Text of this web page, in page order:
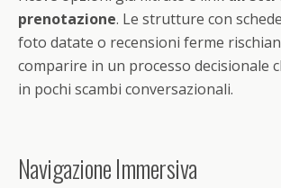
prenotazione. Le strutture con
foto datate o recensioni ferme
comparire in un processo decisionale
in pochi scambi conversazionali.
Navigazione Immersiva